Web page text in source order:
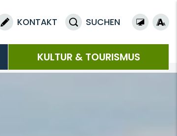
KONTAKT SUCHEN
KULTUR & TOURISMUS